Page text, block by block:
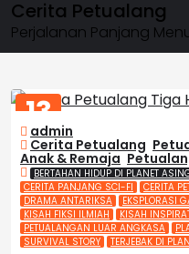
Skip
to
content
Cerita Petualang
Perjalanan Panjang
13
FEB
2026
admin
Cerita Petualang
Anak & Remaja
BERTAHAN HIDUP DI PLANET
CERITA PANJANG SCI-FI
CERITA
DRAMA ANTARIKSA
EKSPLORASI
KISAH FIKSI ILMIAH
KISAH
PETUALANGAN LUAR ANGKASA
SURVIVAL STORY
TERJEBAK DI